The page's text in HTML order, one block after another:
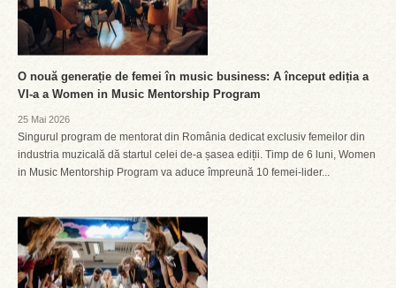
O nouă generație de femei în music business: A început ediția a
VI-a a Women in Music Mentorship Program
25 Mai 2026
Singurul program de mentorat din România dedicat exclusiv femeilor din
industria muzicală dă startul celei de-a șasea ediții. Timp de 6 luni, Women
in Music Mentorship Program va aduce împreună 10 femei-lider...